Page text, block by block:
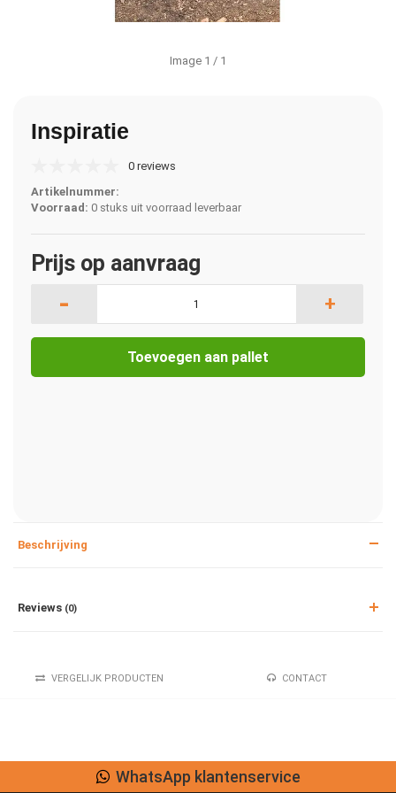
Image 1 / 1
Inspiratie
0 reviews
Artikelnummer:
Voorraad: 0 stuks uit voorraad leverbaar
Prijs op aanvraag
- +
Toevoegen aan pallet
Beschrijving
Reviews (0)
VERGELIJK PRODUCTEN CONTACT
WhatsApp klantenservice